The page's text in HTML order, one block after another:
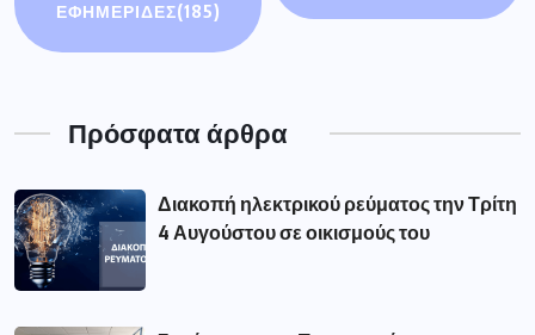
ΕΦΗΜΕΡΙΔΕΣ(185)
Πρόσφατα άρθρα
Διακοπή ηλεκτρικού ρεύματος την Τρίτη
4 Αυγούστου σε οικισμούς του